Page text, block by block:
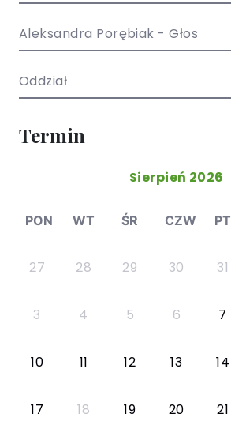
Aleksandra Porębiak - Głos
Oddział
Termin
Sierpień 2026
PON WT ŚR CZW PT
27 28 29 30 31
3 4 5 6 7
10 11 12 13 14
17 18 19 20 21